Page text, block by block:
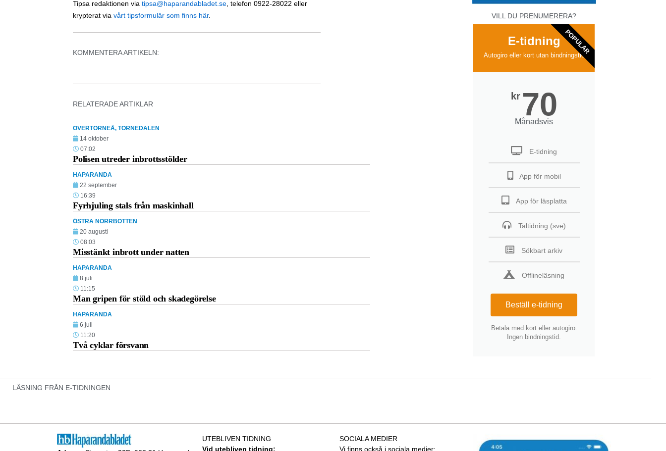
Tipsa redaktionen via tipsa@haparandabladet.se , telefon 0922-28022 eller
krypterat via vårt tipsformulär som finns här.
KOMMENTERA ARTIKELN:
RELATERADE ARTIKLAR
ÖVERTORNEÅ, TORNEDALEN
14 oktober
07:02
Polisen utreder inbrottsstölder
HAPARANDA
22 september
16:39
Fyrhjuling stals från maskinhall
ÖSTRA NORRBOTTEN
20 augusti
08:03
Misstänkt inbrott under natten
HAPARANDA
8 juli
11:15
Man gripen för stöld och skadegörelse
HAPARANDA
6 juli
11:20
Två cyklar försvann
VILL DU PRENUMERERA?
E-tidning
Autogiro eller kort utan bindningstid
kr 70
Månadsvis
E-tidning
App för mobil
App för läsplatta
Taltidning (sve)
Sökbart arkiv
Offlineläsning
Beställ e-tidning
Betala med kort eller autogiro.
Ingen bindningstid.
POPULAR
LÄSNING FRÅN E-TIDNINGEN
UTEBLIVEN TIDNING
Vid utebliven tidning:
SOCIALA MEDIER
Vi finns också i sociala medier: